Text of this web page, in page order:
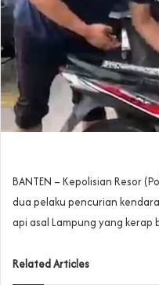
BANTEN – Kepolisian Resor
dua pelaku pencurian
api asal Lampung yang kerap
Related Articles